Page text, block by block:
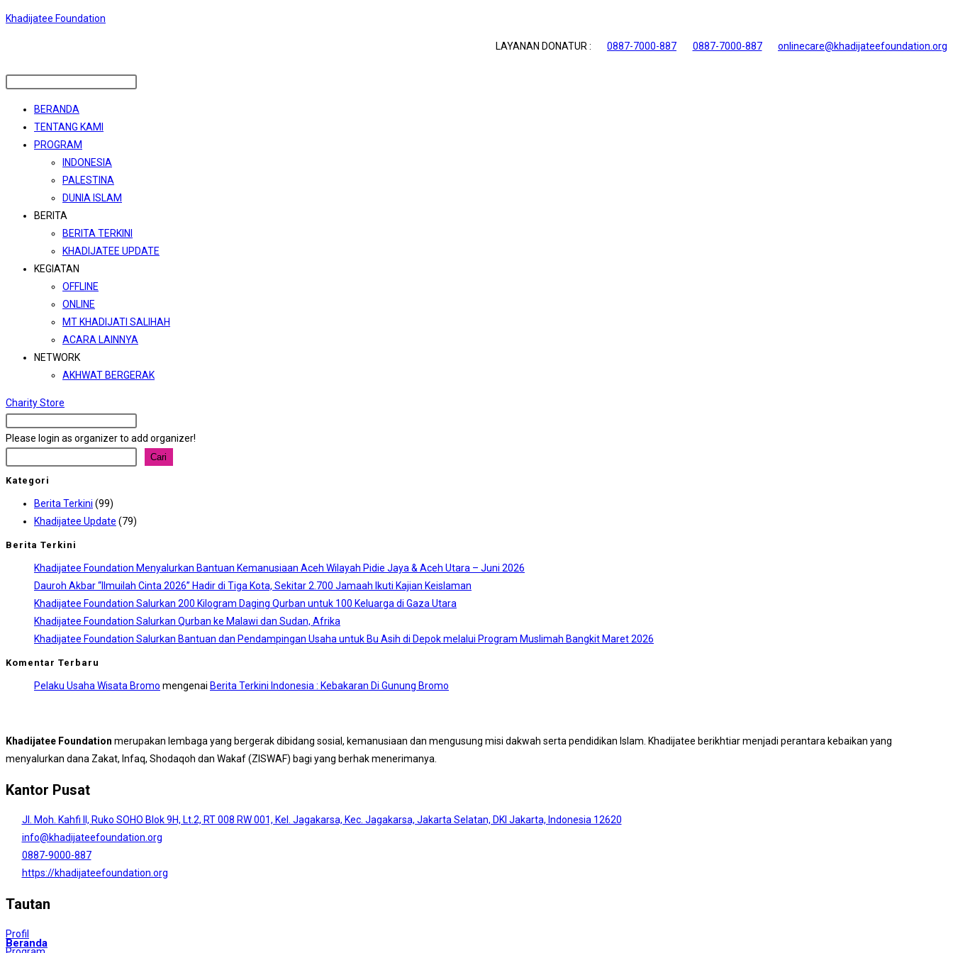
Skip
Khadijatee Foundation
LAYANAN DONATUR : 0887-7000-887 0887-7000-887 onlinecare@khadijateefoundation.org
Menu
BERANDA
TENTANG KAMI
PROGRAM
INDONESIA
PALESTINA
DUNIA ISLAM
BERITA
BERITA TERKINI
KHADIJATEE UPDATE
KEGIATAN
OFFLINE
ONLINE
MT KHADIJATI SALIHAH
ACARA LAINNYA
NETWORK
AKHWAT BERGERAK
Charity Store
Please login as organizer to add organizer!
Cari
Kategori
Berita Terkini (99)
Khadijatee Update (79)
Berita Terkini
Khadijatee Foundation Menyalurkan Bantuan Kemanusiaan Aceh Wilayah Pidie Jaya & Aceh Utara – Juni 2026
Dauroh Akbar “Ilmuilah Cinta 2026” Hadir di Tiga Kota, Sekitar 2.700 Jamaah Ikuti Kajian Keislaman
Khadijatee Foundation Salurkan 200 Kilogram Daging Qurban untuk 100 Keluarga di Gaza Utara
Khadijatee Foundation Salurkan Qurban ke Malawi dan Sudan, Afrika
Khadijatee Foundation Salurkan Bantuan dan Pendampingan Usaha untuk Bu Asih di Depok melalui Program Muslimah Bangkit Maret 2026
Komentar Terbaru
Pelaku Usaha Wisata Bromo mengenai Berita Terkini Indonesia : Kebakaran Di Gunung Bromo
Khadijatee Foundation merupakan lembaga yang bergerak dibidang sosial, kemanusiaan dan mengusung misi dakwah serta pendidikan Islam. Khadijatee berikhtiar menjadi perantara kebaikan yang
menyalurkan dana Zakat, Infaq, Shodaqoh dan Wakaf (ZISWAF) bagi yang berhak menerimanya.
Kantor Pusat
Jl. Moh. Kahfi II, Ruko SOHO Blok 9H, Lt.2, RT 008 RW 001, Kel. Jagakarsa, Kec. Jagakarsa, Jakarta Selatan, DKI Jakarta, Indonesia 12620
info@khadijateefoundation.org
0887-9000-887
https://khadijateefoundation.org
Tautan
Profil
Beranda